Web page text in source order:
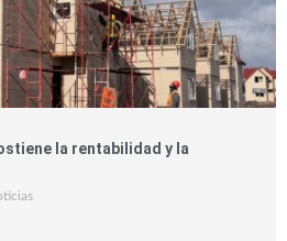
la rentabilidad y la